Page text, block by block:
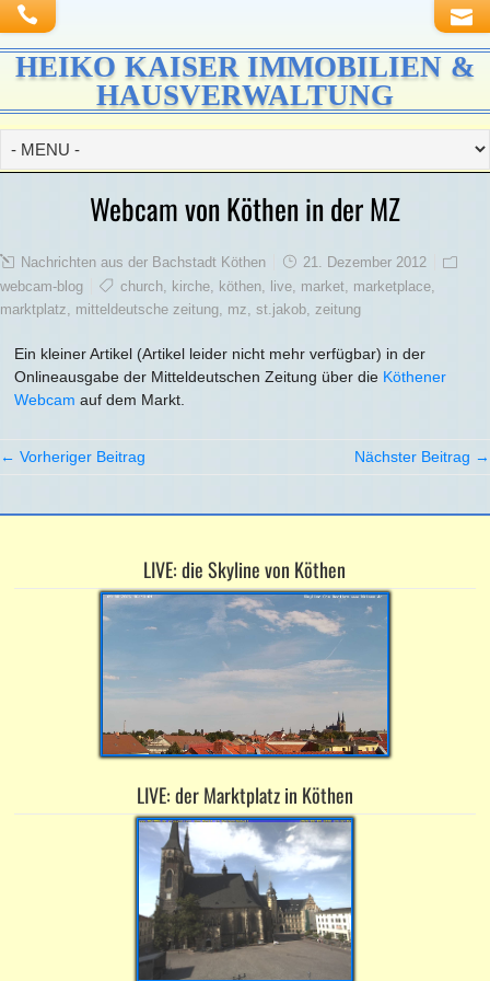
HEIKO KAISER IMMOBILIEN &
HAUSVERWALTUNG
Webcam von Köthen in der MZ
Nachrichten aus der Bachstadt Köthen
21. Dezember 2012
webcam-blog
church, kirche, köthen, live, market, marketplace,
marktplatz, mitteldeutsche zeitung, mz, st.jakob, zeitung
Ein kleiner Artikel (Artikel leider nicht mehr verfügbar) in der
Onlineausgabe der Mitteldeutschen Zeitung über die Köthener
Webcam auf dem Markt.
← Vorheriger Beitrag Nächster Beitrag →
LIVE: die Skyline von Köthen
LIVE: der Marktplatz in Köthen